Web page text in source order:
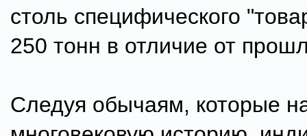
столь специфического
250 тонн в отличие от
Следуя обычаям, которые